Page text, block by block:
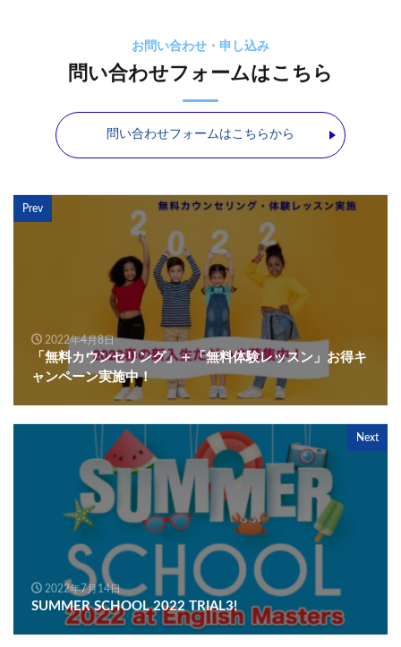
お問い合わせ・申し込み
問い合わせフォームはこちら
問い合わせフォームはこちらから
Prev
2022年4月8日
「無料カウンセリング」＋「無料体験レッスン」お得キ
ャンペーン実施中！
Next
2022年7月14日
SUMMER SCHOOL 2022 TRIAL3!